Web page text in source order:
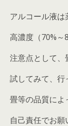
アルコール液は
高濃度（70%～
注意点として
試してみて、行
畳等の品質によ
自己責任でお願